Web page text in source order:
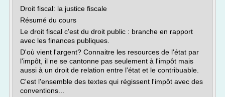
Droit fiscal: la justice fiscale
Résumé du cours
Le droit fiscal c'est du droit public : branche en rapport
avec les finances publiques.
D'où vient l'argent? Connaitre les resources de l'état par
l'impôt, il ne se cantonne pas seulement à l'impôt mais
aussi à un droit de relation entre l'état et le contribuable.
C'est l'ensemble des textes qui régissent l'impôt avec des
conventions...